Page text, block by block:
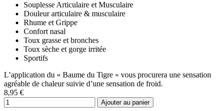
Souplesse Articulaire et Musculaire
Douleur articulaire & musculaire
Rhume et Grippe
Confort nasal
Toux grasse et bronches
Toux sèche et gorge irritée
Sportifs
L’application du « Baume du Tigre » vous procurera une sensation
agréable de chaleur suivie d’une sensation de froid.
8,95 €
Ajouter au panier